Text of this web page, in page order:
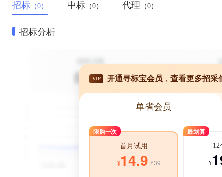
招标 （0） 中标 （0） 代理 （0）
招标分析
VIP 开通寻标宝会员，查看更多招采
单省会员
限购一次
首月试用
¥14.9 ¥39
最划算
12
¥